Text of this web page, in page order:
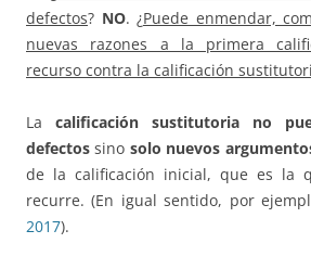
defectos? NO. ¿Puede enmendar,
nuevas razones a la primera
recurso contra la calificación
La calificación sustitutoria
no
defectos sino solo nuevos
de la calificación inicial, que es la
recurre. (En igual sentido, por
2017).